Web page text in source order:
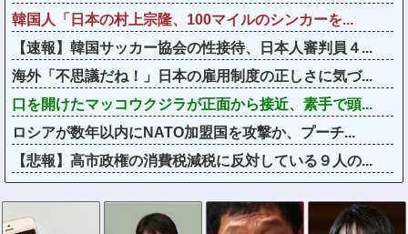
韓国人「日本の村上宗隆、100マイルのシンカーを...
【速報】韓国サッカー協会の性接待、日本人審判員４...
海外「不思議だね！」日本の雇用制度の正しさに気づ...
口を開けたマッコウクジラが正面から接近、素手で頭...
ロシアが数年以内にNATO加盟国を攻撃か、プーチ...
【悲報】高市政権の消費税減税に反対している９人の...